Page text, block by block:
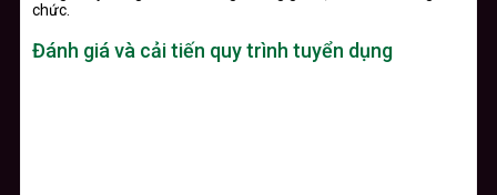
chức.
Đánh giá và cải tiến quy trình tuyển dụng